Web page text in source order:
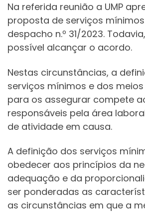
Na referida reunião a UMP
proposta de serviços
despacho n.º 31/2023.
possível alcançar o acordo.
Nestas circunstâncias, a
serviços mínimos e dos
para os assegurar compete
responsáveis pela área
de atividade em causa.
A definição dos serviços
obedecer aos princípios da
adequação e da
ser ponderadas as
as circunstâncias em que a